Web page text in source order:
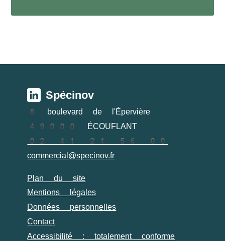
Spécinov
8 boulevard de l'Épervière
49000 ÉCOUFLANT
02 41 21 56 00
commercial@specinov.fr
Plan du site
Mentions légales
Données personnelles
Contact
Accessibilité : totalement conforme